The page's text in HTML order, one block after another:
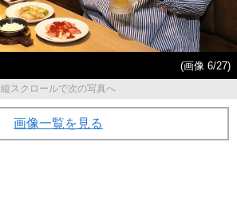
(画像 6/27)
縦スクロールで次の写真へ
画像一覧を見る